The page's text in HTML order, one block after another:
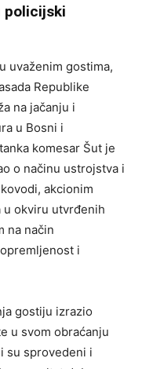
policijski
uvaženim gostima,
Republike
na jačanju i
u Bosni i
komesar Šut je
o načinu ustrojstva i
akcionim
u okviru utvrđenih
na način
i
gostiju izrazio
u svom obraćanju
su sprovedeni i